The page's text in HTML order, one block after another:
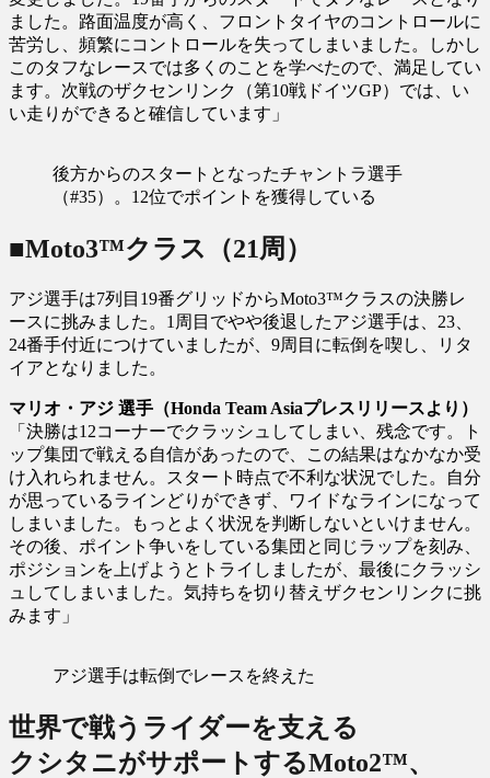
ました。路面温度が高く、フロントタイヤのコントロールに
苦労し、頻繁にコントロールを失ってしまいました。しかし
このタフなレースでは多くのことを学べたので、満足してい
ます。次戦のザクセンリンク（第10戦ドイツGP）では、い
い走りができると確信しています」
後方からのスタートとなったチャントラ選手
（#35）。12位でポイントを獲得している
■Moto3™クラス（21周）
アジ選手は7列目19番グリッドからMoto3™クラスの決勝レ
ースに挑みました。1周目でやや後退したアジ選手は、23、
24番手付近につけていましたが、9周目に転倒を喫し、リタ
イアとなりました。
マリオ・アジ 選手（Honda Team Asiaプレスリリースより）
「決勝は12コーナーでクラッシュしてしまい、残念です。ト
ップ集団で戦える自信があったので、この結果はなかなか受
け入れられません。スタート時点で不利な状況でした。自分
が思っているラインどりができず、ワイドなラインになって
しまいました。もっとよく状況を判断しないといけません。
その後、ポイント争いをしている集団と同じラップを刻み、
ポジションを上げようとトライしましたが、最後にクラッシ
ュしてしまいました。気持ちを切り替えザクセンリンクに挑
みます」
アジ選手は転倒でレースを終えた
世界で戦うライダーを支える
クシタニがサポートするMoto2™、